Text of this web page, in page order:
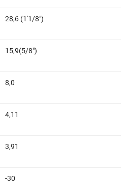
28,6 (1'1/8")
15,9(5/8")
8,0
4,11
3,91
-30